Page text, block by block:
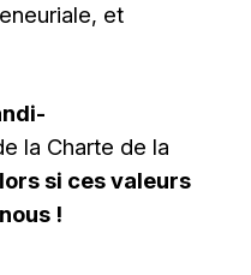
et
la Charte de la
si ces valeurs
!